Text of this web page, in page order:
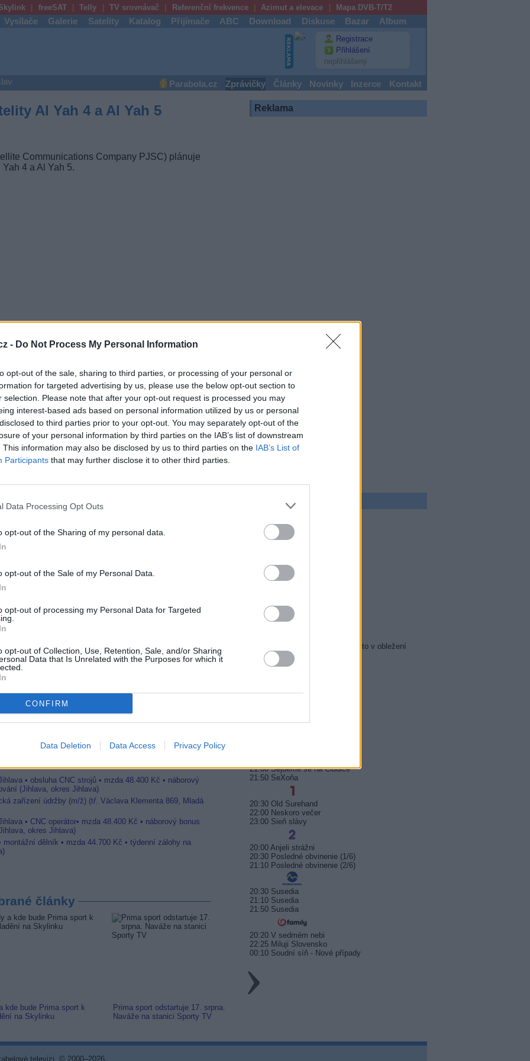
- Do Not Process My Personal Information
opt-out of the sale, sharing to third parties, or processing of your personal or
for targeted advertising by us, please use the below opt-out section to
selection. Please note that after your opt-out request is processed you may
interest-based ads based on personal information utilized by us or personal
to third parties prior to your opt-out. You may separately opt-out of the
of your personal information by third parties on the IAB’s list of downstream
This information may also be disclosed by us to third parties on the IAB’s List of
Participants that may further disclose it to other third parties.
Data Processing Opt Outs
opt-out of the Sharing of my personal data.
opt-out of the Sale of my Personal Data.
opt-out of processing my Personal Data for Targeted
opt-out of Collection, Use, Retention, Sale, and/or Sharing
Data that Is Unrelated with the Purposes for which it
CONFIRM
Data Deletion Data Access Privacy Policy
freeSAT Telly TV srovnávač Referenční frekvence Azimut a elevace Mapa DVB-T/T2
Vysílače Galerie Satelity Katalog Přijímače ABC Download Diskuse Bazar Album
Registrace
Přihlášení
nepřihlášený
Parabola.cz Zprávičky Články Novinky Inzerce Kontakt
Al Yah 4 a Al Yah 5
Communications Company PJSC) plánuje
4 a Al Yah 5.
nahradit stávající družice Al Yah 1 a Al Yah 2,
letech 2029, respektive 2023.
pokrytí, schopností a vyšší kapacity pro
Airbus Defence and Space SAS,
operátora Yahsat.
území více než 150 zemí Evropy, Středního
Flotilu Yahsatu tvoří 5 satelitů, které
světové populace a poskytují širokopásmové,
řešení.
verzi
definovaný satelit
příštím roce
vynesen
• obsluha CNC strojů • mzda 48.400 Kč • náborový
(Jihlava, okres Jihlava)
zařízení údržby (m/ž) (tř. Václava Klementa 869, Mladá
• CNC operátor• mzda 48.400 Kč • náborový bonus
okres Jihlava)
montážní dělník • mzda 44.700 Kč • týdenní zálohy na
články
kde bude Prima sport k
na Skylinku
Prima sport odstartuje 17. srpna.
Naváže na stanici Sporty TV
Reklama
TV program
20:05 Zázraky přírody
01:05 Policejní akademie 6: Město v obležení
21:20 Profesionálové (4)
21:00 Sejdeme se na Cibulce
21:50 SeXoňa
20:30 Old Surehand
22:00 Neskoro večer
23:00 Sieň slávy
20:00 Anjeli strážni
20:30 Posledné obvinenie (1/6)
21:10 Posledné obvinenie (2/6)
20:30 Susedia
21:10 Susedia
21:50 Susedia
20:20 V sedmém nebi
22:25 Miluji Slovensko
00:10 Soudní síň - Nové případy
televizi, © 2000–2026